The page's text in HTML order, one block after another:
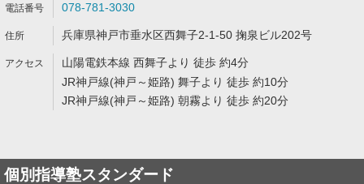
078-781-3030
兵庫県神戸市垂水区西舞子2-1-50 掬泉ビル202号
山陽電鉄本線 西舞子より 徒歩 約4分
JR神戸線(神戸～姫路) 舞子より 徒歩 約10分
JR神戸線(神戸～姫路) 朝霧より 徒歩 約20分
個別指導塾スタンダード